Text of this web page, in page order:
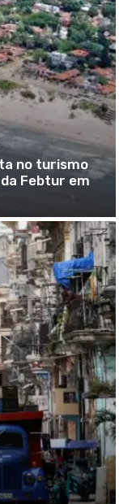
no turismo
Febtur em